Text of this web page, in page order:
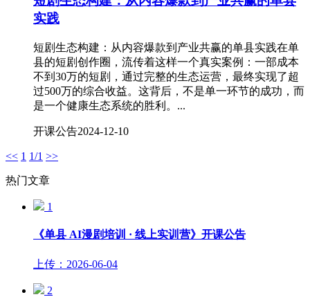
实践
短剧生态构建：从内容爆款到产业共赢的单县实践在单
县的短剧创作圈，流传着这样一个真实案例：一部成本
不到30万的短剧，通过完整的生态运营，最终实现了超
过500万的综合收益。这背后，不是单一环节的成功，而
是一个健康生态系统的胜利。...
开课公告2024-12-10
<< 1 1/1 >>
热门文章
1
《单县 AI漫剧培训 · 线上实训营》开课公告
上传：2026-06-04
2